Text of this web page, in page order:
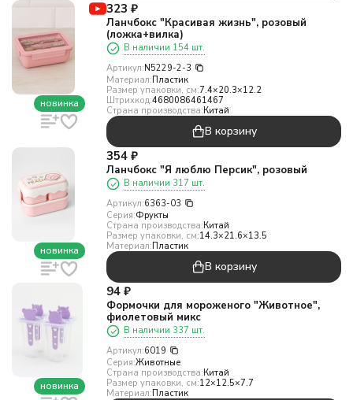
новинка
323 ₽
Ланчбокс "Красивая жизнь", розовый
(ложка+вилка)
В наличии 154 шт.
Артикул:N5229-2-3
Материал:Пластик
Размер упаковки, см:7.4×20.3×12.2
Штрихкод:4680086461467
Страна производства:Китай
В корзину
новинка
354 ₽
Ланчбокс "Я люблю Персик", розовый
В наличии 317 шт.
Артикул:6363-03
Серия:Фрукты
Страна производства:Китай
Размер упаковки, см:14.3×21.6×13.5
Материал:Пластик
В корзину
новинка
94 ₽
Формочки для мороженого "Животное",
фиолетовый микс
В наличии 337 шт.
Артикул:6019
Серия:Животные
Страна производства:Китай
Размер упаковки, см:12×12.5×7.7
Материал:Пластик